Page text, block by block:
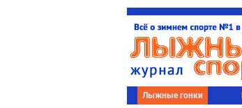
Лыжные гонки